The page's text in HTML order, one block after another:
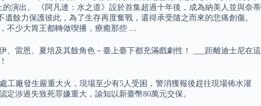
演出。 《阿凡達：水之道》設於首集超過十年後，成為納美人並與奈蒂
餘力保護彼此，為了生存再度奮戰，還得承受隨之而來的悲痛創傷。
不少大胃王都轉做喫播，療癒那些 …
雷恩、夏培及其餘角色－臺上臺下都充滿戲劇性！ ___距離迪士尼在這
工廠發生嚴重大火，現場至少有5人受困，警消獲報後趕往現場佈水灌
涉過失致死罪嫌重大，諭知以新臺幣80萬元交保。